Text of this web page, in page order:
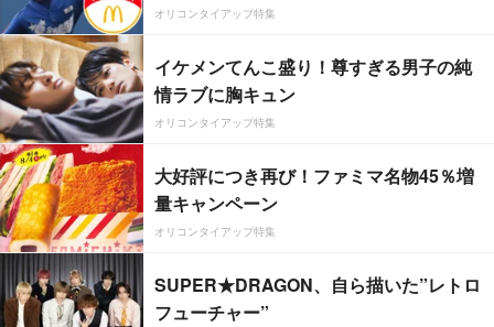
オリコンタイアップ特集
イケメンてんこ盛り！尊すぎる男子の純
情ラブに胸キュン
オリコンタイアップ特集
大好評につき再び！ファミマ名物45％増
量キャンペーン
オリコンタイアップ特集
SUPER★DRAGON、自ら描いた”レトロ
フューチャー”